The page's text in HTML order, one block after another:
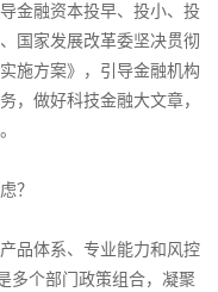
金融资本投早、投小、投
国家发展改革委坚决贯彻
施方案》，引导金融机构
，做好科技金融大文章，
？
品体系、专业能力和风控
多个部门政策组合，凝聚